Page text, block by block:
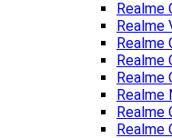
Realme
Realme
Realme
Realme
Realme
Realme
Realme
Realme